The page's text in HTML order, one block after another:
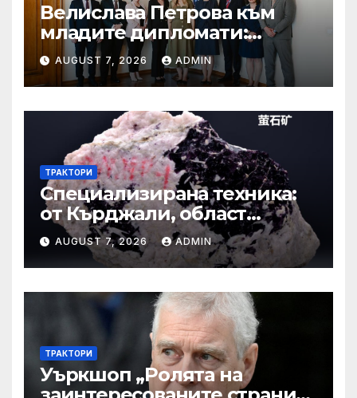
Велислава Петрова към
младите дипломати:
Бъдете смели, уверени и
винаги отстоявайте
интересите на България
AUGUST 7, 2026 ADMIN
ТРАКТОРИ
Специализирана техника:
от Кърджали, област
Кърджали Втора ръка и
нови с ТОП цени онлайн от
цяла България — Bazar.bg
AUGUST 7, 2026 ADMIN
ТРАКТОРИ
Уъркшоп „Ролята на